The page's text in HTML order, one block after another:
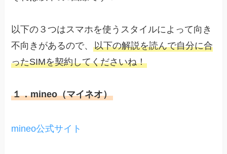
以下の３つはスマホを使うスタイルによって向き
不向きがあるので、以下の解説を読んで自分に合
ったSIMを契約してくださいね！
１．mineo（マイネオ）
mineo公式サイト